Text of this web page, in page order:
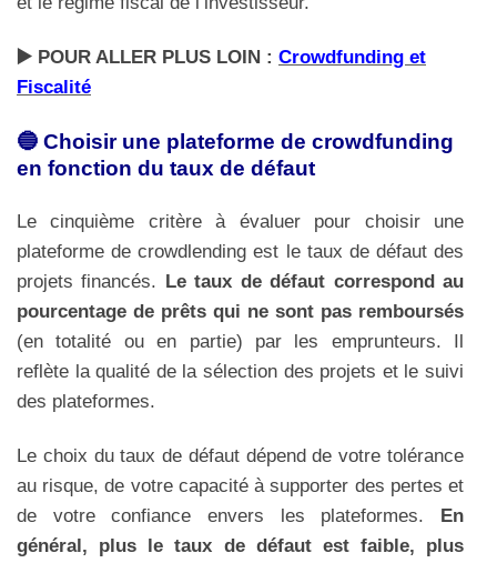
▶️ POUR ALLER PLUS LOIN : Crowdfunding et
Fiscalité
🔵 Choisir une plateforme de crowdfunding
en fonction du taux de défaut
Le cinquième critère à évaluer pour choisir une
plateforme de crowdlending est le taux de défaut des
projets financés. Le taux de défaut correspond au
pourcentage de prêts qui ne sont pas remboursés
(en totalité ou en partie) par les emprunteurs. Il
reflète la qualité de la sélection des projets et le suivi
des plateformes.
Le choix du taux de défaut dépend de votre tolérance
au risque, de votre capacité à supporter des pertes et
de votre confiance envers les plateformes. En
général, plus le taux de défaut est faible, plus